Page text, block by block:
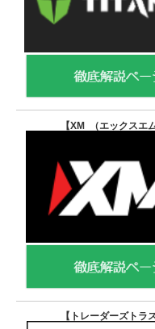
【XM （エックスエム
【トレーダーズトラ